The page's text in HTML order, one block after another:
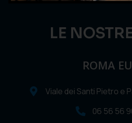
LE
ROMA
Viale dei Santi Pietro e
06 56 56